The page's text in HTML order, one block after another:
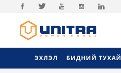
Facebook
ЭХЛЭЛ БИДНИЙ ТУХАЙ